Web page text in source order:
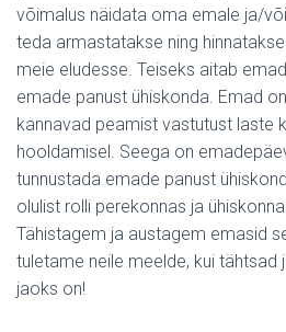
võimalus näidata oma emale ja/
teda armastatakse ning
meie eludesse. Teiseks aitab
emade panust ühiskonda. Emad
kannavad peamist vastutust laste
hooldamisel. Seega on
tunnustada emade panust
olulist rolli perekonnas ja
Tähistagem ja austagem emasid
tuletame neile meelde, kui tähtsad
jaoks on!